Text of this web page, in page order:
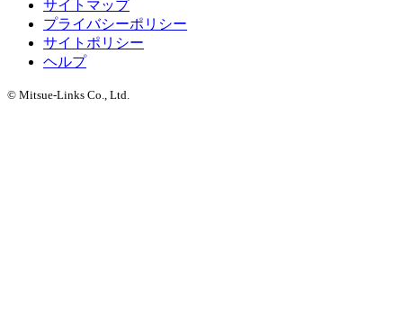
サイトマップ
プライバシーポリシー
サイトポリシー
ヘルプ
© Mitsue-Links Co., Ltd.